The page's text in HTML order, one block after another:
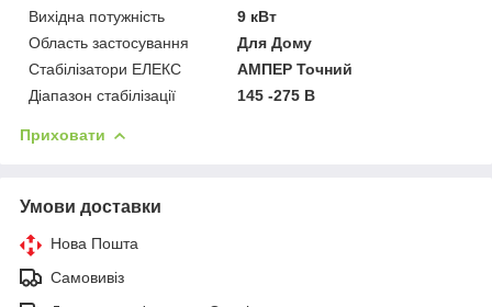
Вихідна потужність
9 кВт
Область застосування
Для Дому
Стабілізатори ЕЛЕКС
АМПЕР Точний
Діапазон стабілізації
145 -275 В
Приховати
Умови доставки
Нова Пошта
Самовивіз